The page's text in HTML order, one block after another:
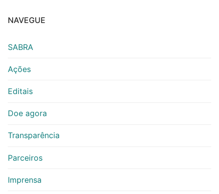
NAVEGUE
SABRA
Ações
Editais
Doe agora
Transparência
Parceiros
Imprensa